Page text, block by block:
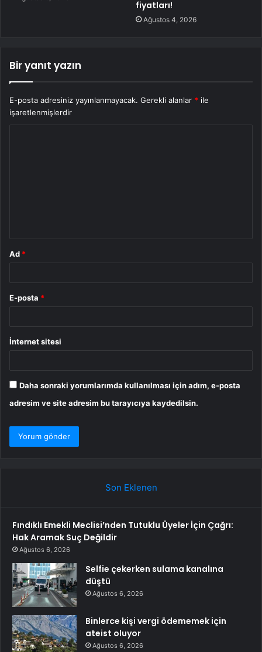
fiyatları!
Ağustos 4, 2026
Bir yanıt yazın
E-posta adresiniz yayınlanmayacak. Gerekli alanlar * ile
işaretlenmişlerdir
Ad *
E-posta *
İnternet sitesi
Daha sonraki yorumlarımda kullanılması için adım, e-posta
adresim ve site adresim bu tarayıcıya kaydedilsin.
Son Eklenen
Fındıklı Emekli Meclisi’nden Tutuklu Üyeler İçin Çağrı:
Hak Aramak Suç Değildir
Ağustos 6, 2026
Selfie çekerken sulama kanalına
düştü
Ağustos 6, 2026
Binlerce kişi vergi ödememek için
ateist oluyor
Ağustos 6, 2026